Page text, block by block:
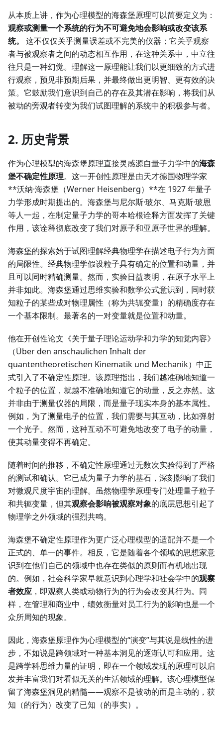
从本质上讲，作为心理模型的海森堡原理可以简要定义为：
观察或测量一个系统的行为不可避免地会影响或改变该系
统。
这不仅仅关乎测量误差或不完美的仪器；它关乎观察
者与被观察者之间的动态相互作用，在这种关系中，中立往
往只是一种幻觉。理解这一原理能让我们以更细致的方式进
行观察，预见非预期后果，并最终做出更明智、更有效的决
策。它鼓励我们意识到自己的存在及其潜在影响，将我们从
被动的旁观者转变为我们试图理解的系统中的积极参与者。
2. 历史背景
作为心理模型的海森堡原理直接灵感源自量子力学中的海森
堡不确定性原理。这一开创性原理是由天才德国物理学家
**沃纳·海森堡（Werner Heisenberg）**在 1927 年量子
力学形成时期提出的。海森堡与尼尔斯·玻尔、马克斯·玻恩
等人一起，在制定量子力学的哥本哈根诠释方面发挥了关键
作用，该诠释彻底改变了我们对原子和亚原子世界的理解。
海森堡的探索始于试图理解经典物理学在描述电子行为方面
的局限性。经典物理学假设粒子具有确定的位置和动量，并
且可以同时精确测量。然而，实验日益表明，在原子水平上
并非如此。海森堡通过思维实验和数学公式意识到，同时获
知粒子的某些成对物理属性（称为共轭变量）的精确度存在
一个基本限制。最著名的一对变量就是位置和动量。
他在开创性论文《关于量子理论运动学和力学的知觉内容》
（Über den anschaulichen Inhalt der
quantentheoretischen Kinematik und Mechanik）中正
式引入了不确定性原理。该原理指出，我们越准确地知道一
个粒子的位置，就越不准确地知道它的动量，反之亦然。这
并非由于测量仪器的局限，而是量子现实本身的基本属性。
例如，为了测量电子的位置，我们需要与其互动，比如弹射
一个光子。然而，这种互动不可避免地改变了电子的动量，
使其动量变得不再确定。
随着时间的推移，不确定性原理通过无数次实验得到了严格
的测试和确认。它已成为量子力学的基石，深刻影响了我们
对微观尺度宇宙的理解。虽然物理学原理专门处理量子粒子
和共轭变量，但其观察会影响被观察对象的底层思想引起了
物理学之外领域的强烈共鸣。
海森堡不确定性原理作为更广泛心理模型的适配并不是一个
正式的、单一的事件。相反，它是随着各个领域的思想家意
识到在他们自己的领域中也存在类似的原则而有机地出现
的。例如，社会科学家早就意识到心理学和社会学中的观察
者效应 ，即观察人类或动物行为的行为会改变其行为。同
样，在管理和商业中，绩效衡量对员工行为的影响也是一个
众所周知的现象。
因此，海森堡原理作为心理模型的“演变”与其说是线性的进
步，不如说是跨领域对一种基本洞见的逐渐认可和应用。这
是跨学科思维力量的证明，即在一个领域发现的原理可以启
发并丰富我们对看似无关的生活领域的理解。该心理模型保
留了海森堡洞见的精髓——观察不是被动的而是主动的，获
知（的行为）改变了已知（的事实）。